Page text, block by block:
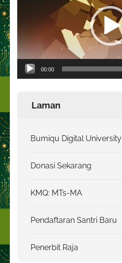
00:00
Laman
Bumiqu Digital University
Donasi Sekarang
KMQ: MTs-MA
Pendaftaran Santri Baru
Penerbit Raja